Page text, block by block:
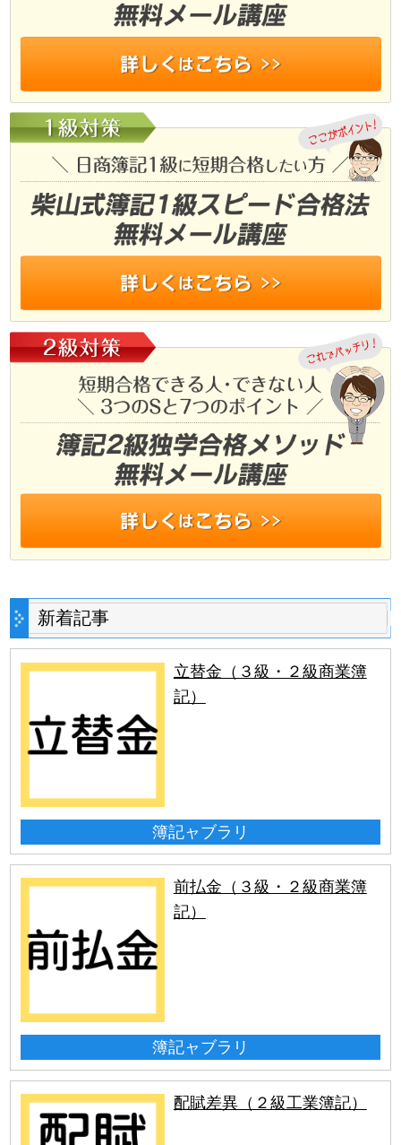
新着記事
立替金（３級・２級商業簿
記）
簿記ャブラリ
前払金（３級・２級商業簿
記）
簿記ャブラリ
配賦差異（２級工業簿記）